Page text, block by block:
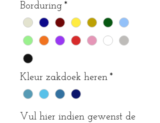
Borduring *
Kleur zakdoek heren *
Vul hier indien gewenst de